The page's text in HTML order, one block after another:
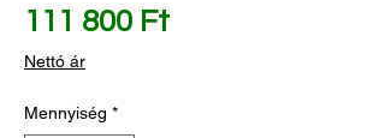
111 800 FtÁr
Nettó ár
Mennyiség *